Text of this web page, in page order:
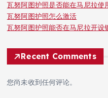
瓦努阿图护照是否能在马尼拉使
瓦努阿图护照怎么激活
瓦努阿图护照能否在马尼拉开设
Recent Comments
您尚未收到任何评论。